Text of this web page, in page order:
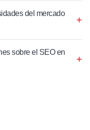
del mercado
sobre el SEO en